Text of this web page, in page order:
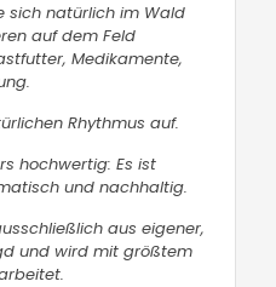
sich natürlich im Wald
auf dem Feld
Medikamente,
Rhythmus auf.
hochwertig: Es ist
und nachhaltig.
aus eigener,
und wird mit größtem